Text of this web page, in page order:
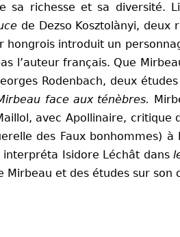
sa richesse et sa diversité.
de Dezso Kosztolànyi, deux
hongrois introduit un
l’auteur français. Que
Rodenbach, deux
face aux ténèbres.
avec Apollinaire,
des Faux bonhommes)
interpréta Isidore Léchât dans
Mirbeau et des études sur